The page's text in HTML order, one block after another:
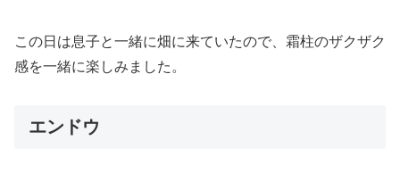
この日は息子と一緒に畑に来ていたので、霜柱のザクザク
感を一緒に楽しみました。
エンドウ